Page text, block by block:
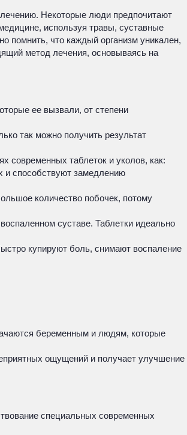
Некоторые люди предпочитают
используя травы, суставные
помнить, что каждый организм уникален,
метод лечения, основываясь на
ее вызвали, от степени
так можно получить результат
современных таблеток и уколов, как:
и способствуют замедлению
количество побочек, потому
суставе. Таблетки идеально
купируют боль, снимают воспаление
беременным и людям, которые
ощущений и получает улучшение
специальных современных